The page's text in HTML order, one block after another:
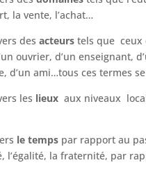
la vente, l’achat…
desacteurstels que ceux
ouvrier, d’un
d’un ami…tous ces termes
les lieux aux niveaux
le temps par rapport au
la fraternité, par